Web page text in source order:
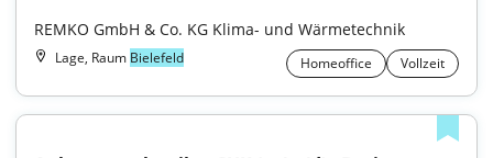
REMKO GmbH & Co. KG Klima- und Wärmetechnik
Lage, Raum Bielefeld Homeoffice Vollzeit